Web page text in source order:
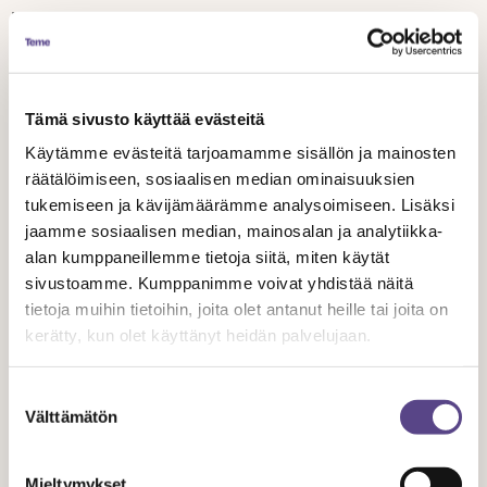
Tämä sivusto käyttää evästeitä
Käytämme evästeitä tarjoamamme sisällön ja mainosten
räätälöimiseen, sosiaalisen median ominaisuuksien
tukemiseen ja kävijämäärämme analysoimiseen. Lisäksi
jaamme sosiaalisen median, mainosalan ja analytiikka-
alan kumppaneillemme tietoja siitä, miten käytät
sivustoamme. Kumppanimme voivat yhdistää näitä
tietoja muihin tietoihin, joita olet antanut heille tai joita on
kerätty, kun olet käyttänyt heidän palvelujaan.
valinta
Välttämätön
kuinka paljon ennakkosuunnittelutyötä tuotanto
todellisuudessa vaatii, toteaa Temen juristi
Jussi Kiiski.
työtaistelutoimia joulukuussa 2017, jolloin julistimme
ylityökiellon ja lakon TES-neuvotteluiden
vauhdittamiseksi. Lakko peruuntui neuvotteluosapuolten
päästessä sitä ennen sovintoon.
LAKKOINFO eli vastauksia kysytyimpiin kysymyksiin
työtaistelusta..
Temen yhteystiedot
Jaa artikkeli